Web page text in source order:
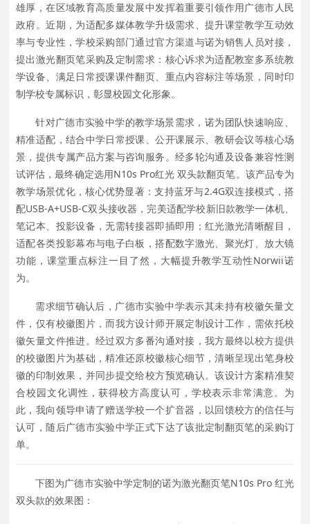
雄厚，在区域教育高质量发展中发挥着重要引领作用广德市人民
政府。近期，为适配多媒体教学升级需求、提升课堂教学互动效
率与专业性，学校采购部门通过官方渠道与诺为销售人员对接，
提出激光翻页笔采购及定制需求：核心诉求为适配教室多系统教
学设备、满足日常授课课件翻页、重点内容标注等场景，同时印
制学校专属标识，彰显校园文化形象。
针对广德市实验中学的教学场景需求，诺为团队快速响应、
精准适配，结合中学日常授课、公开课展示、教研会议等核心场
景，提供专属产品方案与咨询服务。经多轮沟通及设备兼容性测
试评估，最终确定选用N10s Pro红光 双头款翻页笔。该产品专为
教学场景优化，核心优势显著：支持蓝牙与2.4G双连接模式，搭
配USB-A+USB-C双头接收器，完美适配学校新旧款教学一体机、
笔记本、投影设备，无需转接器即插即用；红光激光清晰醒目，
适配各类投影幕布与电子白板，搭配数字激光、聚光灯、放大镜
功能，课堂重点标注一目了然，大幅提升教学互动性Norwii诺
为。
需求细节确认后，广德市实验中学表示其未持有校徽矢量文
件，仅有校徽图片，而我方设计师开展定制设计工作，需依托校
徽矢量文件推进。经过双方多番沟通对接，我方最终以校方提供
的校徽图片为基础，精准还原校徽核心细节，清晰呈现出笔身校
徽的印制效果，并同步提交给校方预览确认。该设计方案精准契
合校园文化调性，获得校方高度认可，学校表示非常满意。为
此，我向领导申请了赠送学校一个扩音器，以回馈校方的信任与
认可，随后广德市实验中学正式下达了该批定制翻页笔的采购订
单。
下图为广德市实验中学定制的诺为激光翻页笔N10s Pro 红光
双头款的效果图：